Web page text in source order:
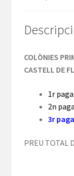
COLÒNIES
CASTELL DE
1r
2n
3r
PREU TOTAL